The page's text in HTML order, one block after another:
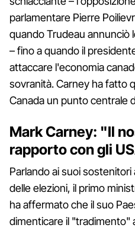
parlamentare Pierre
quando Trudeau annunciò
– fino a quando il
attaccare l'economia
sovranità. Carney ha fatto
Canada un punto centrale
Mark Carney: "Il
rapporto con gli
Parlando ai suoi
delle elezioni, il primo
ha affermato che il suo
dimenticare il "tradimento"